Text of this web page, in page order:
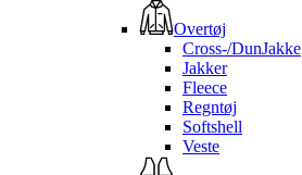
Overtøj
Cross-/DunJakke
Jakker
Fleece
Regntøj
Softshell
Veste